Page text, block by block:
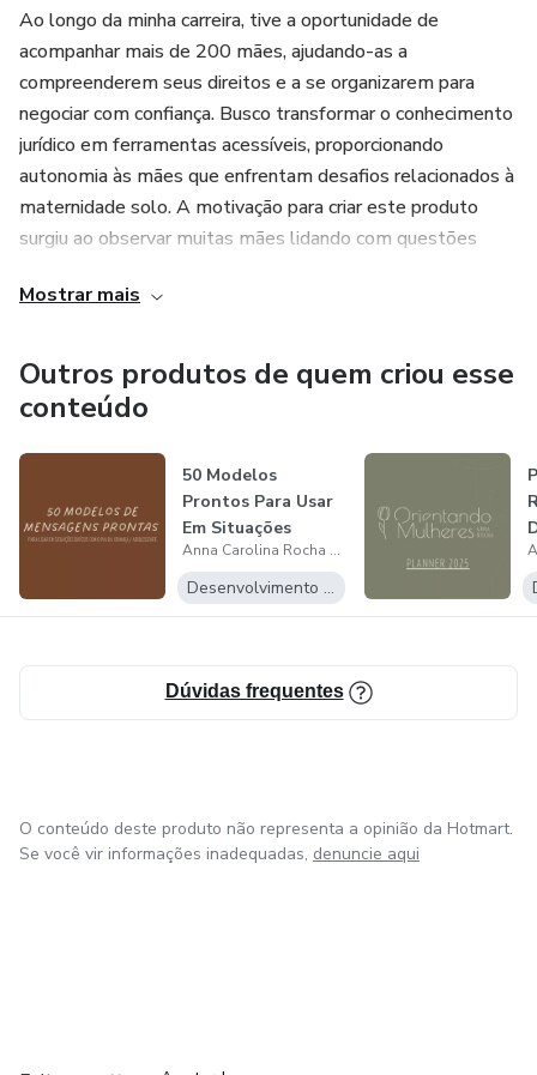
Ao longo da minha carreira, tive a oportunidade de
acompanhar mais de 200 mães, ajudando-as a
compreenderem seus direitos e a se organizarem para
negociar com confiança. Busco transformar o conhecimento
jurídico em ferramentas acessíveis, proporcionando
autonomia às mães que enfrentam desafios relacionados à
maternidade solo. A motivação para criar este produto
surgiu ao observar muitas mães lidando com questões
filhos, sem a devida organização ou estratégias. Muitas
documentação e planejamento. Com isso em mente,
desenvolvi este planner, que permite que elas registrem
tudo com segurança, negociem de forma embasada e, caso
necessário, tenham provas concretas para apresentar à
Justiça. Meu objetivo é auxiliar cada mãe a lutar pelos seus
direitos e garantir o melhor para seus filhos sem depender
de advogados para o resto da vida.
Mostrar mais
Outros produtos de quem criou esse
conteúdo
50 Modelos
Prontos Para Usar
Em Situações
Difíceis com o Pai...
Anna Carolina Rocha Gama
Desenvolvimento Pessoal
Dúvidas frequentes
O conteúdo deste produto não representa a opinião da Hotmart.
Se você vir informações inadequadas, denuncie aqui